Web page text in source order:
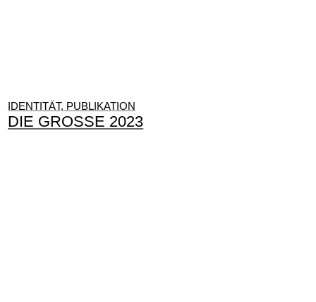
IDENTITÄT, PUBLIKATION
DIE GROSSE 2023